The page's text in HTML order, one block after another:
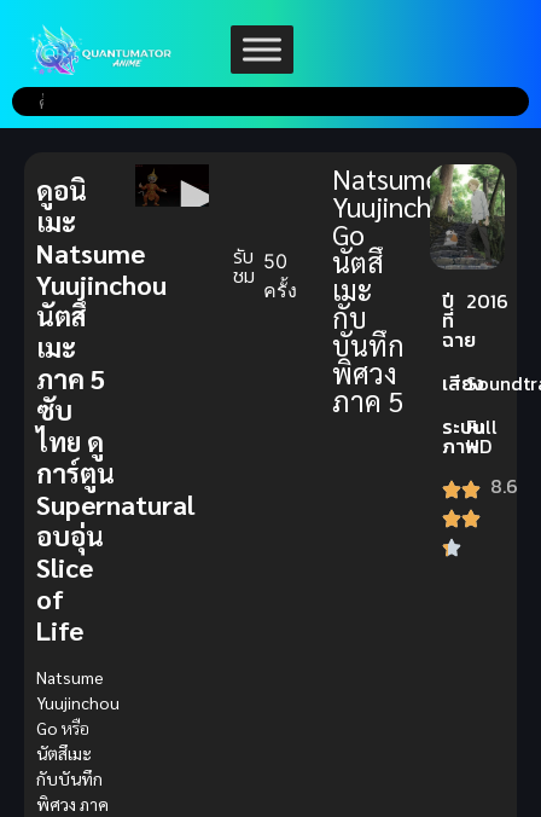
รับ
ชม 50
ครั้ง
Natsume
Yuujinchou
Go
นัตสึ
เมะ
กับ
บันทึก
พิศวง
ภาค 5
ปี
ที่
ฉาย
2016
เสียง
ระบบ
ภาพ
Full
HD
8.6
ดูอนิ
เมะ
Natsume
Yuujinchou
นัตสึ
เมะ
ภาค 5
ซับ
ไทย ดู
การ์ตูน
Supernatural
อบอุ่น
Slice
of
Life
Natsume
Yuujinchou
Go หรือ
นัตสึเมะ
กับบันทึก
พิศวง ภาค